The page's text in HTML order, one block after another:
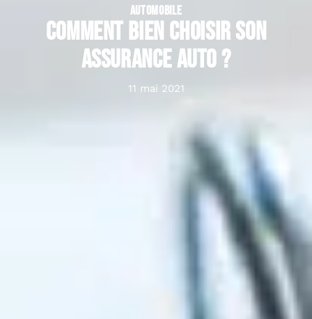
AUTOMOBILE
Comment bien choisir son
assurance auto ?
11 mai 2021